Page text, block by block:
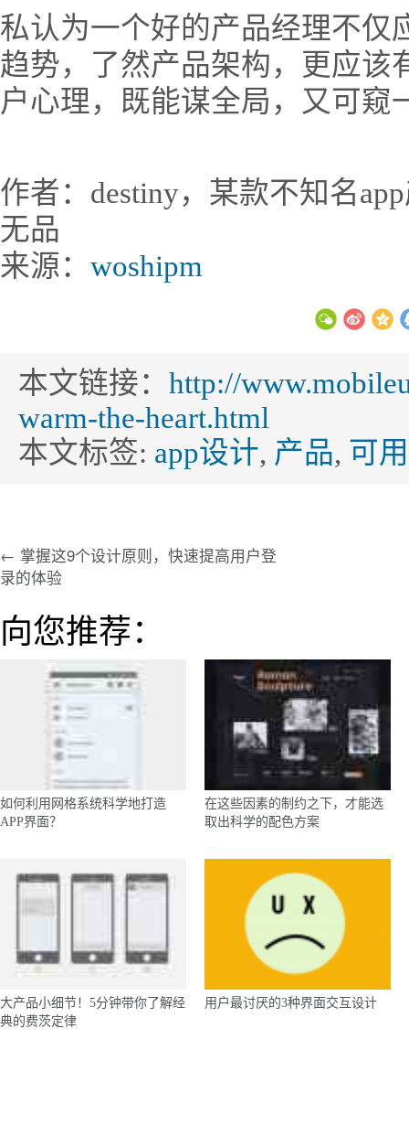
私认为一个好的产品经理不仅
趋势，了然产品架构，更应该
户心理，既能谋全局，又可窥
作者：destiny，某款不知名
无品
来源： woshipm
本文链接： http://
warm-the-heart.html
本文标签: app设计, 产品, 可
← 掌握这9个设计原则，快速提高用户登
录的体验
向您推荐：
如何利用网格系统科学地打造
APP界面？
在这些因素的制约之下，才能选
取出科学的配色方案
大产品小细节！5分钟带你了解经
典的费茨定律
用户最讨厌的3种界面交互设计